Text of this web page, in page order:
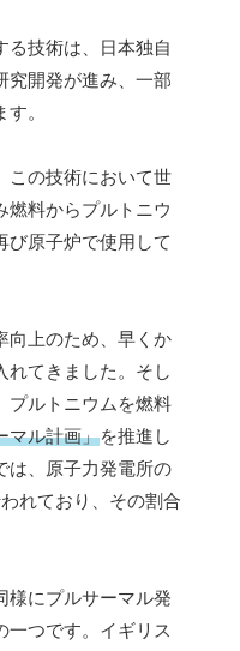
る技術は、日本独自
究開発が進み、一部
。
この技術において世
燃料からプルトニウ
び原子炉で使用して
向上のため、早くか
れてきました。そし
プルトニウムを燃料
マル計画」を推進し
は、原子力発電所の
れており、その割合
様にプルサーマル発
一つです。イギリス